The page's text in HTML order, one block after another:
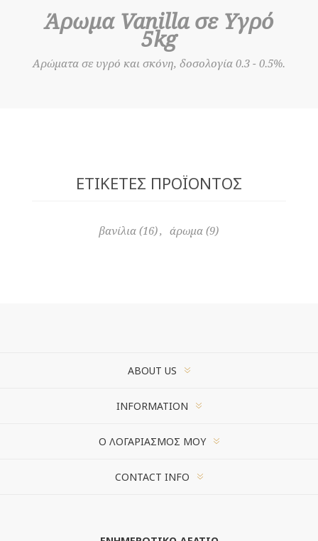
Άρωμα Vanilla σε Υγρό
5kg
Αρώματα σε υγρό και σκόνη, δοσολογία 0.3 - 0.5%.
ΕΤΙΚΈΤΕΣ ΠΡΟΪΌΝΤΟΣ
βανίλια (16), άρωμα (9)
ABOUT US
INFORMATION
Ο ΛΟΓΑΡΙΑΣΜΌΣ ΜΟΥ
CONTACT INFO